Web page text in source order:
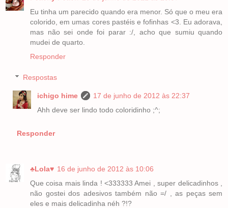
Eu tinha um parecido quando era menor. Só que o meu era
colorido, em umas cores pastéis e fofinhas <3. Eu adorava,
mas não sei onde foi parar :/, acho que sumiu quando
mudei de quarto.
Responder
Respostas
ichigo hime
17 de junho de 2012 às 22:37
Ahh deve ser lindo todo coloridinho ;^;
Responder
♣Lola♥ 16 de junho de 2012 às 10:06
Que coisa mais linda ! <333333 Amei , super delicadinhos ,
não gostei dos adesivos também não =/ , as peças sem
eles e mais delicadinha néh ?!?